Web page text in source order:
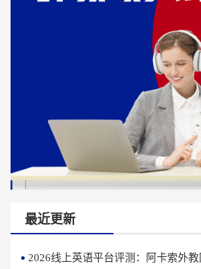
最近更新
2026线上英语平台评测：阿卡索外